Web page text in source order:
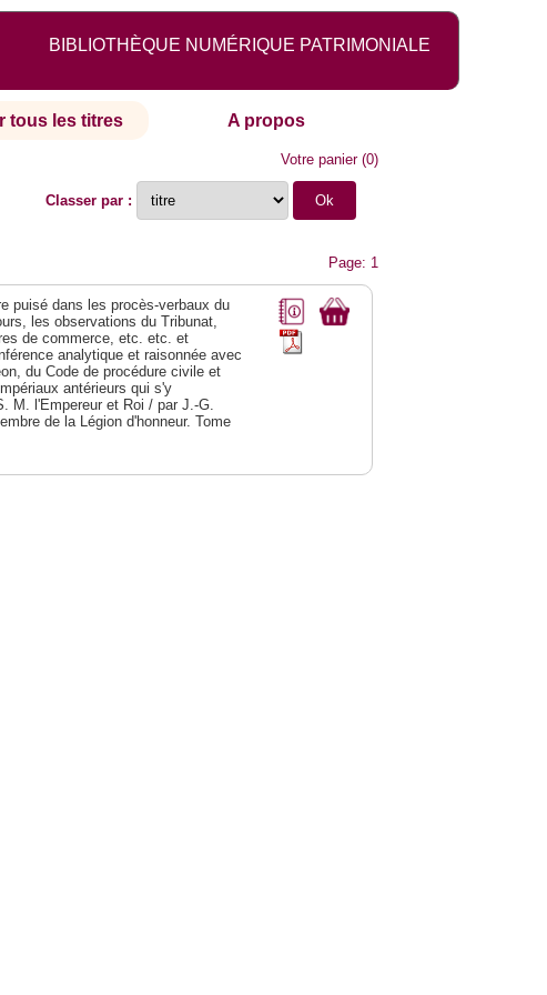
BIBLIOTHÈQUE NUMÉRIQUE PATRIMONIALE
tous les titres A propos
Votre panier(0)
Classer par :
Page: 1
puisé dans les procès-verbaux du
les observations du Tribunat,
de commerce, etc. etc. et
analytique et raisonnée avec
du Code de procédure civile et
antérieurs qui s'y
M. l'Empereur et Roi / par J.-G.
de la Légion d'honneur. Tome